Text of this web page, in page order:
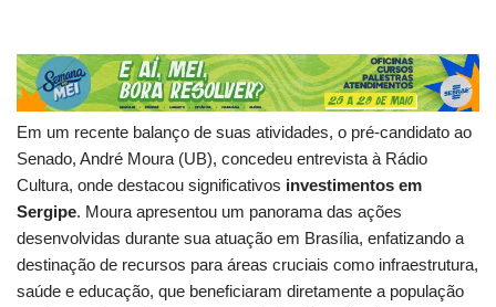
Em um recente balanço de suas atividades, o pré-candidato ao
Senado, André Moura (UB), concedeu entrevista à Rádio
Cultura, onde destacou significativos investimentos em
Sergipe. Moura apresentou um panorama das ações
desenvolvidas durante sua atuação em Brasília, enfatizando a
destinação de recursos para áreas cruciais como infraestrutura,
saúde e educação, que beneficiaram diretamente a população